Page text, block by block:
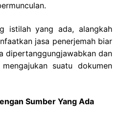
istilah yang ada, alangkah
jasa penerjemah biar
dipertanggungjawabkan dan
suatu dokumen
Sumber Yang Ada